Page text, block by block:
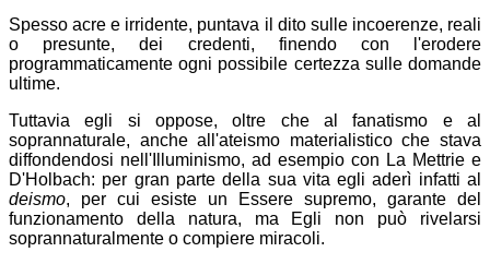
Spesso acre e irridente, puntava il dito sulle incoerenze, reali
o presunte, dei credenti, finendo con l'erodere
programmaticamente ogni possibile certezza sulle domande
ultime.
Tuttavia egli si oppose, oltre che al fanatismo e al
soprannaturale, anche all'ateismo materialistico che stava
diffondendosi nell'Illuminismo, ad esempio con La Mettrie e
D'Holbach: per gran parte della sua vita egli aderì infatti al
deismo, per cui esiste un Essere supremo, garante del
funzionamento della natura, ma Egli non può rivelarsi
soprannaturalmente o compiere miracoli.